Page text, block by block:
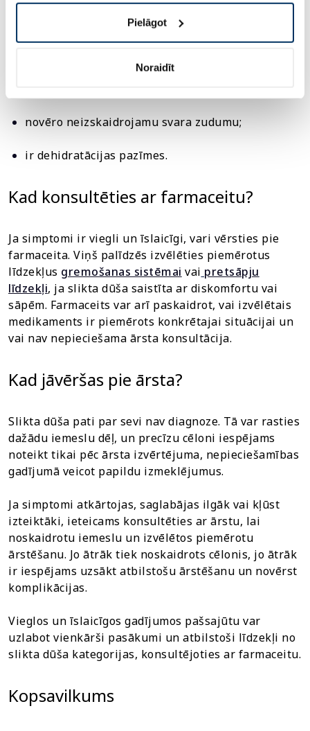
Pielāgot
Noraidīt
slikta dūša nepāriet vairākas dienas;
novēro neizskaidrojamu svara zudumu;
ir dehidratācijas pazīmes.
Kad konsultēties ar farmaceitu?
Ja simptomi ir viegli un īslaicīgi, vari vērsties pie
farmaceita. Viņš palīdzēs izvēlēties piemērotus
līdzekļus gremošanas sistēmai vai pretsāpju
līdzekļi, ja slikta dūša saistīta ar diskomfortu vai
sāpēm. Farmaceits var arī paskaidrot, vai izvēlētais
medikaments ir piemērots konkrētajai situācijai un
vai nav nepieciešama ārsta konsultācija.
Kad jāvēršas pie ārsta?
Slikta dūša pati par sevi nav diagnoze. Tā var rasties
dažādu iemeslu dēļ, un precīzu cēloni iespējams
noteikt tikai pēc ārsta izvērtējuma, nepieciešamības
gadījumā veicot papildu izmeklējumus.
Ja simptomi atkārtojas, saglabājas ilgāk vai kļūst
izteiktāki, ieteicams konsultēties ar ārstu, lai
noskaidrotu iemeslu un izvēlētos piemērotu
ārstēšanu. Jo ātrāk tiek noskaidrots cēlonis, jo ātrāk
ir iespējams uzsākt atbilstošu ārstēšanu un novērst
komplikācijas.
Vieglos un īslaicīgos gadījumos pašsajūtu var
uzlabot vienkārši pasākumi un atbilstoši līdzekļi no
slikta dūša kategorijas, konsultējoties ar farmaceitu.
Kopsavilkums